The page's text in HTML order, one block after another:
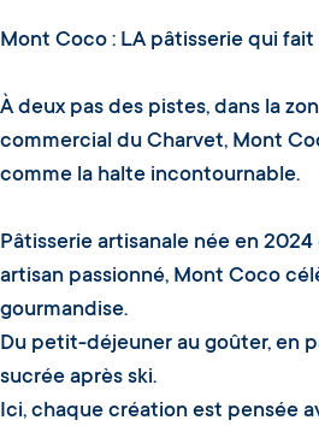
Mont Coco : LA pâtisserie qui
À deux pas des pistes, dans la
commercial du Charvet, Mont
comme la halte incontournable.
Pâtisserie artisanale née en
artisan passionné, Mont Coco
gourmandise.
Du petit-déjeuner au goûter, en
sucrée après ski.
Ici, chaque création est pensée